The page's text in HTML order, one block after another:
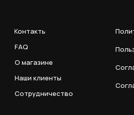
FAQ
Наши клиенты
Сотрудничество
Контакты
О магазине